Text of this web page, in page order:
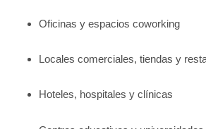
Oficinas y espacios coworking
Locales comerciales, tiendas y
Hoteles, hospitales y clínicas